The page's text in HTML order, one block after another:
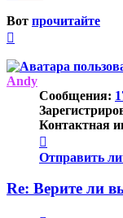
Вот прочитайте
началу
Andy
Сообщения:
Контактная
информация
Отправить
Re: Верите ли